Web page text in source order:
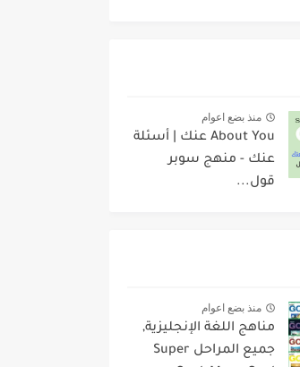
منذ بضع اعوام
About You عنك | أسئلة
عنك - منهج سوبر
قول...
منذ بضع اعوام
مناهج اللغة الإنجليزية,
جميع المراحل Super